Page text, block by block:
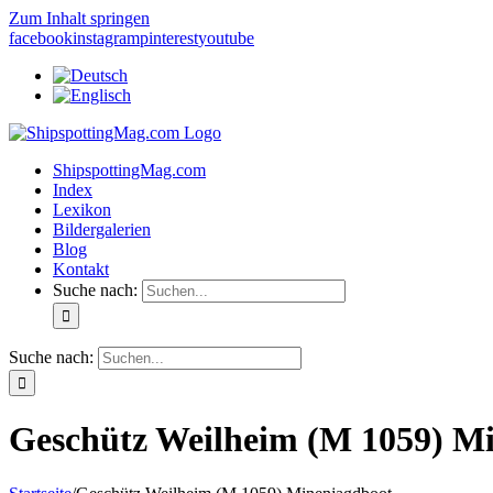
Zum Inhalt springen
facebookinstagrampinterestyoutube
ShipspottingMag.com
Index
Lexikon
Bildergalerien
Blog
Kontakt
Suche nach:
Suche nach:
Geschütz Weilheim (M 1059)